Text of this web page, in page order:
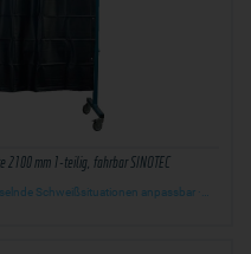
2100 mm 1-teilig, fahrbar SINOTEC
Schweißsituationen anpassbar ·…